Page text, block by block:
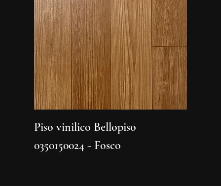
Piso vinilico Bellopiso
0350150024 - Fosco